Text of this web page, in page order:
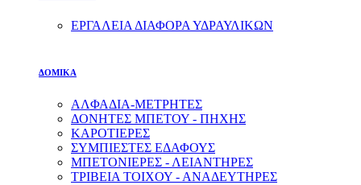
ΕΡΓΑΛΕΙΑ ΔΙΑΦΟΡΑ ΥΔΡΑΥΛΙΚΩΝ
ΔΟΜΙΚΑ
ΑΛΦΑΔΙΑ-ΜΕΤΡΗΤΕΣ
ΔΟΝΗΤΕΣ ΜΠΕΤΟΥ - ΠΗΧΗΣ
ΚΑΡΟΤΙΕΡΕΣ
ΣΥΜΠΙΕΣΤΕΣ ΕΔΑΦΟΥΣ
ΜΠΕΤΟΝΙΕΡΕΣ - ΛΕΙΑΝΤΗΡΕΣ
ΤΡΙΒΕΙΑ ΤΟΙΧΟΥ - ΑΝΑΔΕΥΤΗΡΕΣ